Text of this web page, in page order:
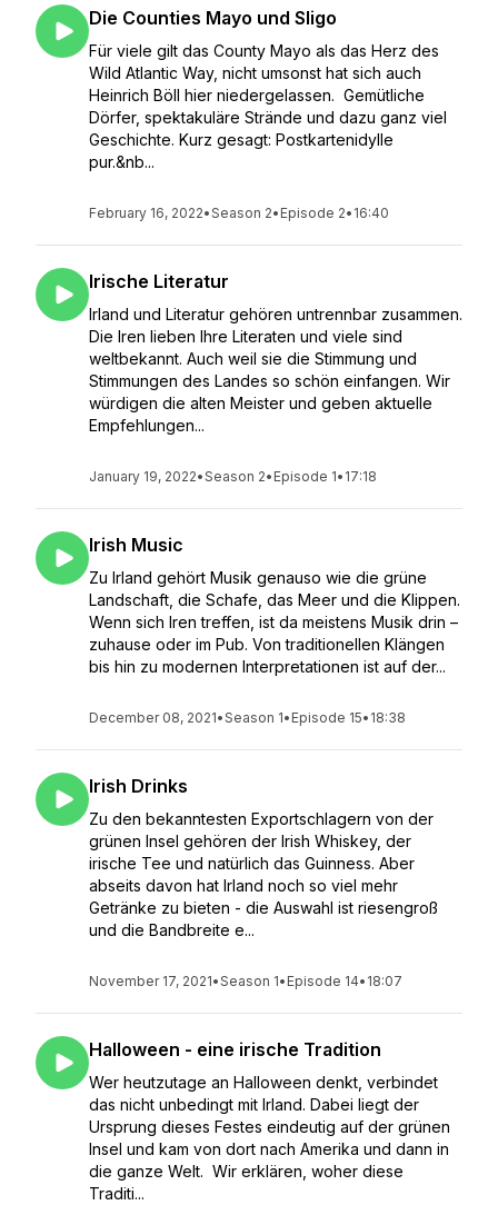
Die Counties Mayo und Sligo
Für viele gilt das County Mayo als das Herz des
Wild Atlantic Way, nicht umsonst hat sich auch
Heinrich Böll hier niedergelassen. Gemütliche
Dörfer, spektakuläre Strände und dazu ganz viel
Geschichte. Kurz gesagt: Postkartenidylle
pur.&nb...
February 16, 2022•Season 2• Episode 2• 16:40
Irische Literatur
Irland und Literatur gehören untrennbar zusammen.
Die Iren lieben Ihre Literaten und viele sind
weltbekannt. Auch weil sie die Stimmung und
Stimmungen des Landes so schön einfangen. Wir
würdigen die alten Meister und geben aktuelle
Empfehlungen...
January 19, 2022•Season 2• Episode 1• 17:18
Irish Music
Zu Irland gehört Musik genauso wie die grüne
Landschaft, die Schafe, das Meer und die Klippen.
Wenn sich Iren treffen, ist da meistens Musik drin –
zuhause oder im Pub. Von traditionellen Klängen
bis hin zu modernen Interpretationen ist auf der...
December 08, 2021•Season 1• Episode 15• 18:38
Irish Drinks
Zu den bekanntesten Exportschlagern von der
grünen Insel gehören der Irish Whiskey, der
irische Tee und natürlich das Guinness. Aber
abseits davon hat Irland noch so viel mehr
Getränke zu bieten - die Auswahl ist riesengroß
und die Bandbreite e...
November 17, 2021•Season 1• Episode 14• 18:07
Halloween - eine irische Tradition
Wer heutzutage an Halloween denkt, verbindet
das nicht unbedingt mit Irland. Dabei liegt der
Ursprung dieses Festes eindeutig auf der grünen
Insel und kam von dort nach Amerika und dann in
die ganze Welt. Wir erklären, woher diese
Traditi...